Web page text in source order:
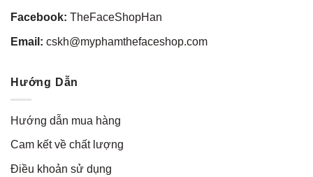
Facebook: TheFaceShopHan
Email: cskh@myphamthefaceshop.com
Hướng Dẫn
Hướng dẫn mua hàng
Cam kết về chất lượng
Điều khoản sử dụng